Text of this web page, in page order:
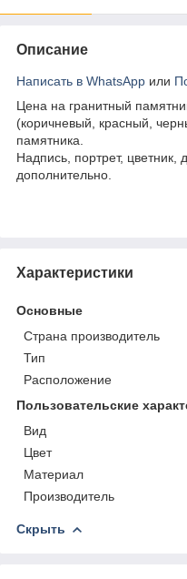
Описание
Написать в WhatsApp или
Цена на гранитный
(коричневый, красный,
памятника.
Надпись, портрет, цветник,
дополнительно.
Характеристики
Основные
Страна производитель
Тип
Расположение
Пользовательские
Вид
Цвет
Материал
Производитель
Скрыть